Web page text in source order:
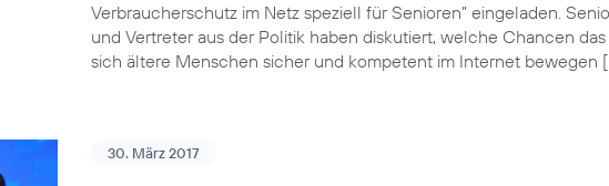
Verbraucherschutz im Netz speziell für Senioren” eingeladen.
und Vertreter aus der Politik haben diskutiert, welche Chancen
sich ältere Menschen sicher und kompetent im Internet bewegen
30. März 2017